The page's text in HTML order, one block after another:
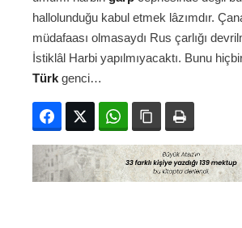
hallolunduğu kabul etmek lâzımdır.
müdafaası olmasaydı Rus çarlığı
İstiklâl Harbi yapılmıyacaktı. Bunu
Türk genci…
FacebookTwitter WhatsAppBağlanıyı